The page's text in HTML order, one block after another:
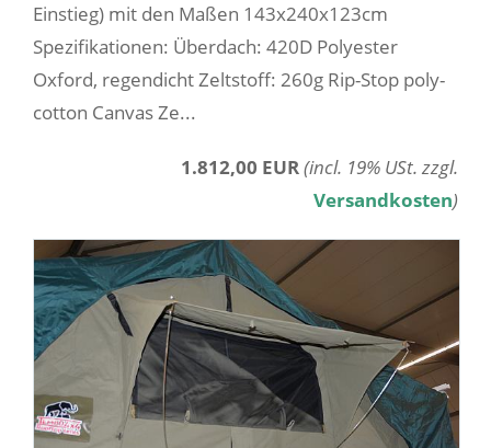
Einstieg) mit den Maßen 143x240x123cm
Spezifikationen: Überdach: 420D Polyester
Oxford, regendicht Zeltstoff: 260g Rip-Stop poly-
cotton Canvas Ze...
1.812,00 EUR(incl. 19% USt. zzgl.
Versandkosten)